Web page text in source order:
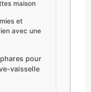
maison
et
avec une
pour
vaisselle